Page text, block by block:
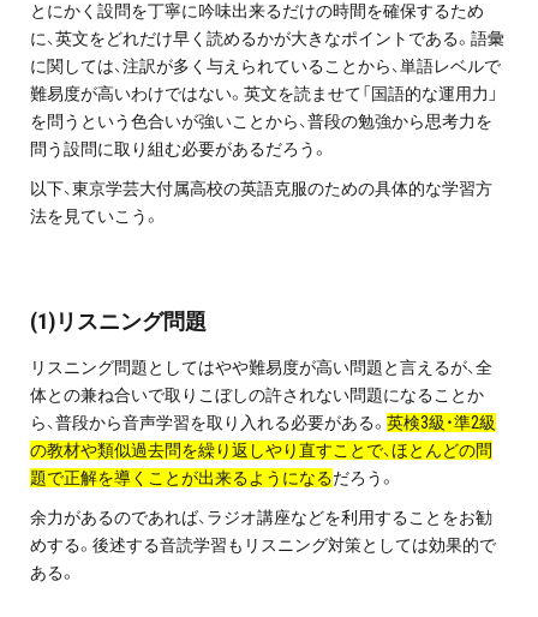
採用情報
インフォメーション
会社概要
プライバシーポリシー
免責事項・著作権等
とにかく設問を丁寧に吟味出来るだけの時間を確保するため
に、英文をどれだけ早く読めるかが大きなポイントである。語彙
に関しては、注訳が多く与えられていることから、単語レベルで
難易度が高いわけではない。英文を読ませて「国語的な運用力」
を問うという色合いが強いことから、普段の勉強から思考力を
問う設問に取り組む必要があるだろう。
以下、東京学芸大付属高校の英語克服のための具体的な学習方
法を見ていこう。
(1)リスニング問題
リスニング問題としてはやや難易度が高い問題と言えるが、全
体との兼ね合いで取りこぼしの許されない問題になることか
ら、普段から音声学習を取り入れる必要がある。 英検3級・準2級
の教材や類似過去問を繰り返しやり直すことで、ほとんどの問
題で正解を導くことが出来るようになるだろう。
余力があるのであれば、ラジオ講座などを利用することをお勧
めする。後述する音読学習もリスニング対策としては効果的で
ある。